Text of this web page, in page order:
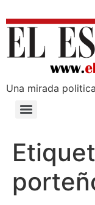
Una mirada